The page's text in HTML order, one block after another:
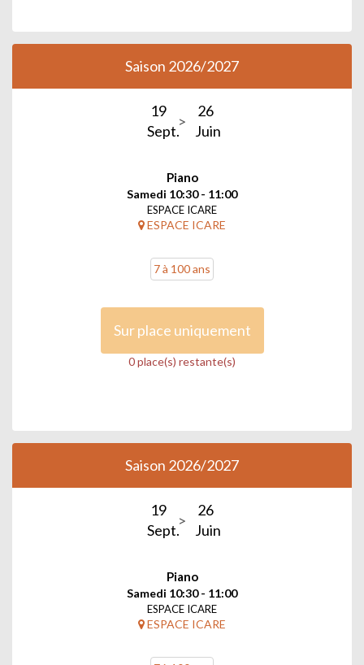
Saison 2026/2027
19
Sept.
26
Juin
Piano
Samedi 10:30 - 11:00
ESPACE ICARE
ESPACE ICARE
7 à 100 ans
Sur place uniquement
0 place(s) restante(s)
Saison 2026/2027
19
Sept.
26
Juin
Piano
Samedi 10:30 - 11:00
ESPACE ICARE
ESPACE ICARE